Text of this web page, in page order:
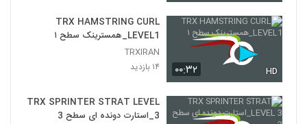
۰۰:۳۲ HD
TRX HAMSTRING CURL
LEVEL1_همسترینک سطح ۱
TRXIRAN
۱۴ بازدید
TRX SPRINTER STRAT LEVEL
3_استارت دونده ای سطح 3